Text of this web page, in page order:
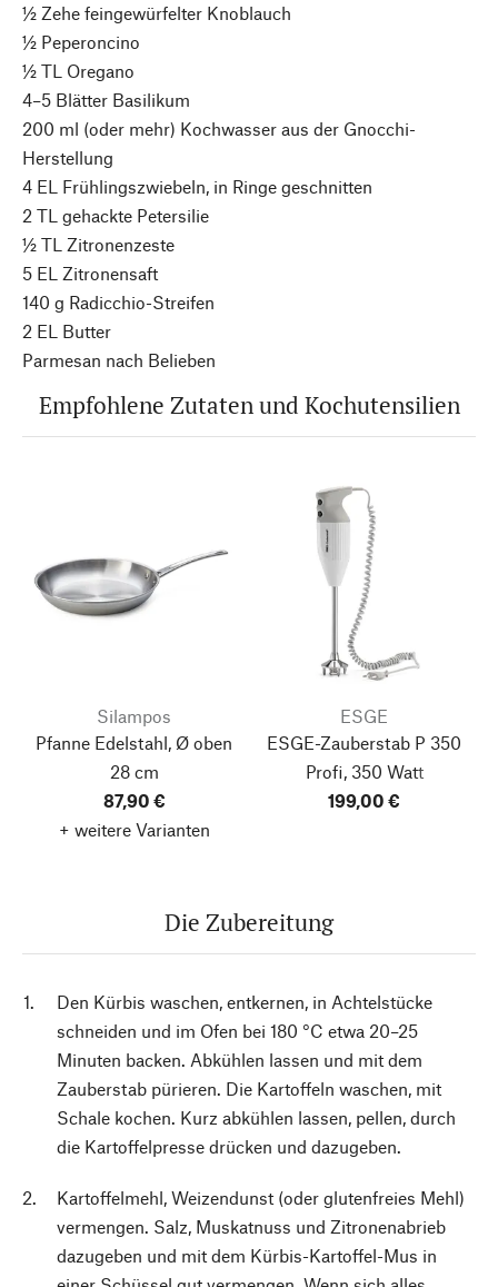
½ Zehe feingewürfelter Knoblauch
½ Peperoncino
½ TL Oregano
4–5 Blätter Basilikum
200 ml (oder mehr) Kochwasser aus der Gnocchi-
Herstellung
4 EL Frühlingszwiebeln, in Ringe geschnitten
2 TL gehackte Petersilie
½ TL Zitronenzeste
5 EL Zitronensaft
140 g Radicchio-Streifen
2 EL Butter
Parmesan nach Belieben
Empfohlene Zutaten und Kochutensilien
Silampos
Pfanne Edelstahl, Ø oben
28 cm
87,90 €
+ weitere Varianten
ESGE
ESGE-Zauberstab P 350
Profi, 350 Watt
199,00 €
Die Zubereitung
Den Kürbis waschen, entkernen, in Achtelstücke
schneiden und im Ofen bei 180 °C etwa 20–25
Minuten backen. Abkühlen lassen und mit dem
Zauberstab pürieren. Die Kartoffeln waschen, mit
Schale kochen. Kurz abkühlen lassen, pellen, durch
die Kartoffelpresse drücken und dazugeben.
Kartoffelmehl, Weizendunst (oder glutenfreies Mehl)
vermengen. Salz, Muskatnuss und Zitronenabrieb
dazugeben und mit dem Kürbis-Kartoffel-Mus in